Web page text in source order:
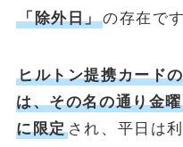
「除外日」の存在です
ヒルトン提携カード
は、その名の通り金
に限定され、平日は